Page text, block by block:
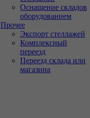
Оснащение складов
оборудованием
Прочее
Экспорт стеллажей
Комплексный
переезд
Переезд склада или
магазина